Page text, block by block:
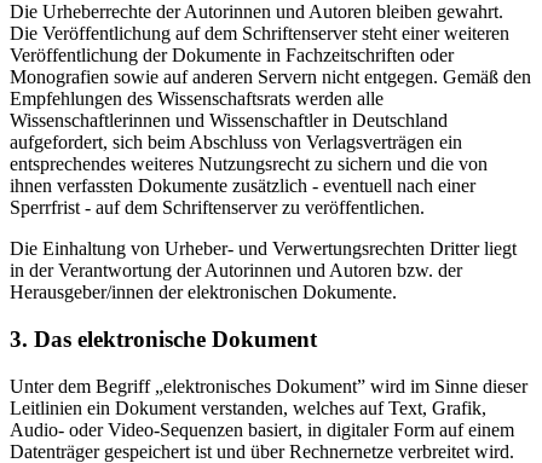
Die Urheberrechte der Autorinnen und Autoren bleiben gewahrt.
Die Veröffentlichung auf dem Schriftenserver steht einer weiteren
Veröffentlichung der Dokumente in Fachzeitschriften oder
Monografien sowie auf anderen Servern nicht entgegen. Gemäß den
Empfehlungen des Wissenschaftsrats werden alle
Wissenschaftlerinnen und Wissenschaftler in Deutschland
aufgefordert, sich beim Abschluss von Verlagsverträgen ein
entsprechendes weiteres Nutzungsrecht zu sichern und die von
ihnen verfassten Dokumente zusätzlich - eventuell nach einer
Sperrfrist - auf dem Schriftenserver zu veröffentlichen.
Die Einhaltung von Urheber- und Verwertungsrechten Dritter liegt
in der Verantwortung der Autorinnen und Autoren bzw. der
Herausgeber/innen der elektronischen Dokumente.
3. Das elektronische Dokument
Unter dem Begriff „elektronisches Dokument” wird im Sinne dieser
Leitlinien ein Dokument verstanden, welches auf Text, Grafik,
Audio- oder Video-Sequenzen basiert, in digitaler Form auf einem
Datenträger gespeichert ist und über Rechnernetze verbreitet wird.